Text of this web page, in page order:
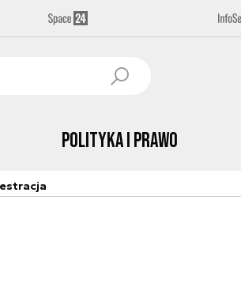
Polityka i prawo